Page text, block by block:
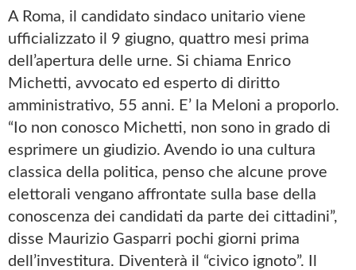
A Roma, il candidato sindaco unitario viene
ufficializzato il 9 giugno, quattro mesi prima
dell’apertura delle urne. Si chiama Enrico
Michetti, avvocato ed esperto di diritto
amministrativo, 55 anni. E’ la Meloni a proporlo.
“Io non conosco Michetti, non sono in grado di
esprimere un giudizio. Avendo io una cultura
classica della politica, penso che alcune prove
elettorali vengano affrontate sulla base della
conoscenza dei candidati da parte dei cittadini”,
disse Maurizio Gasparri pochi giorni prima
dell’investitura. Diventerà il “civico ignoto”. Il